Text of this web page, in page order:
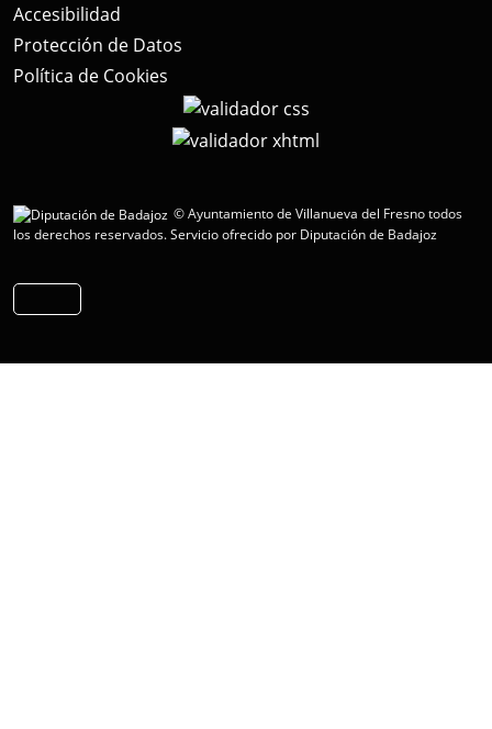
Accesibilidad
Protección de Datos
Política de Cookies
© Ayuntamiento de Villanueva del Fresno todos
los derechos reservados.Servicio ofrecido por Diputación de Badajoz